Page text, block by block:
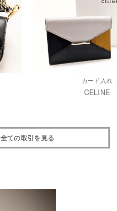
カード入れ
CELINE
全ての取引を見る